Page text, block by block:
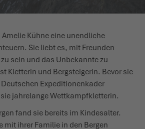
Amelie Kühne eine unendliche
Sie liebt es, mit Freunden
sein und das Unbekannte zu
Kletterin und Bergsteigerin. Bevor sie
Expeditionenkader
jahrelange Wettkampfkletterin.
fand sie bereits im Kindesalter.
mit ihrer Familie in den Bergen